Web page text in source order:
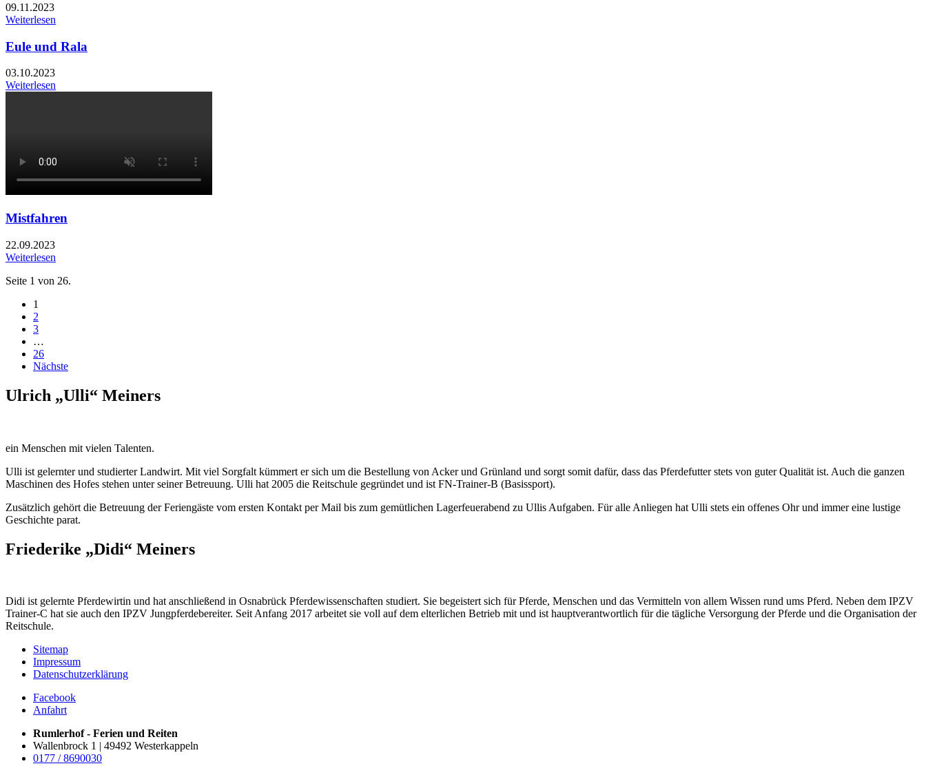
09.11.2023
Weiterlesen
Eule und Rala
03.10.2023
Weiterlesen
Mistfahren
22.09.2023
Weiterlesen
Seite 1 von 26.
1
2
3
…
26
Nächste
Ulrich „Ulli“ Meiners
ein Menschen mit vielen Talenten.
Ulli ist gelernter und studierter Landwirt. Mit viel Sorgfalt kümmert er sich um die Bestellung von Acker und Grünland und sorgt somit dafür, dass das Pferdefutter stets von guter Qualität ist. Auch die ganzen
Maschinen des Hofes stehen unter seiner Betreuung. Ulli hat 2005 die Reitschule gegründet und ist FN-Trainer-B (Basissport).
Zusätzlich gehört die Betreuung der Feriengäste vom ersten Kontakt per Mail bis zum gemütlichen Lagerfeuerabend zu Ullis Aufgaben. Für alle Anliegen hat Ulli stets ein offenes Ohr und immer eine lustige
Geschichte parat.
Friederike „Didi“ Meiners
Didi ist gelernte Pferdewirtin und hat anschließend in Osnabrück Pferdewissenschaften studiert. Sie begeistert sich für Pferde, Menschen und das Vermitteln von allem Wissen rund ums Pferd. Neben dem IPZV
Trainer-C hat sie auch den IPZV Jungpferdebereiter. Seit Anfang 2017 arbeitet sie voll auf dem elterlichen Betrieb mit und ist hauptverantwortlich für die tägliche Versorgung der Pferde und die Organisation der
Reitschule.
Sitemap
Impressum
Datenschutzerklärung
Facebook
Anfahrt
Rumlerhof - Ferien und Reiten
Wallenbrock 1 | 49492 Westerkappeln
0177 / 8690030